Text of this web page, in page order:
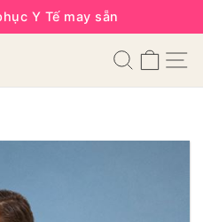
Y Tế may sẵn